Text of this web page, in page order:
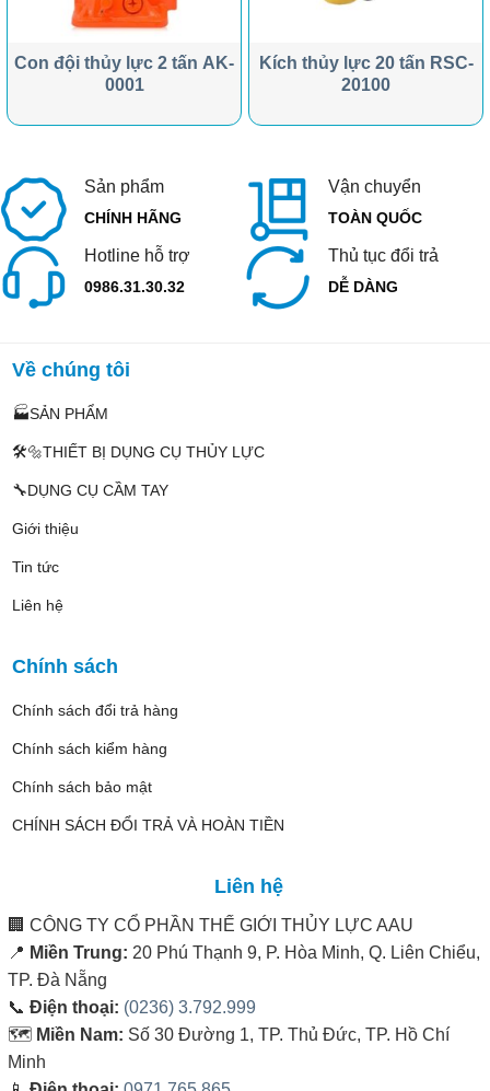
Con đội thủy lực 2 tấn AK-
0001
Kích thủy lực 20 tấn RSC-
20100
Sản phẩm
CHÍNH HÃNG
Vận chuyển
TOÀN QUỐC
Hotline hỗ trợ
0986.31.30.32
Thủ tục đổi trả
DỄ DÀNG
Về chúng tôi
🏭SẢN PHẨM
🛠️🔩THIẾT BỊ DỤNG CỤ THỦY LỰC
🔧DỤNG CỤ CẦM TAY
Giới thiệu
Tin tức
Liên hệ
Chính sách
Chính sách đổi trả hàng
Chính sách kiểm hàng
Chính sách bảo mật
CHÍNH SÁCH ĐỔI TRẢ VÀ HOÀN TIỀN
Liên hệ
🏢 CÔNG TY CỔ PHẦN THẾ GIỚI THỦY LỰC AAU
📍 Miền Trung: 20 Phú Thạnh 9, P. Hòa Minh, Q. Liên Chiểu,
TP. Đà Nẵng
📞 Điện thoại: (0236) 3.792.999
🗺️ Miền Nam: Số 30 Đường 1, TP. Thủ Đức, TP. Hồ Chí
Minh